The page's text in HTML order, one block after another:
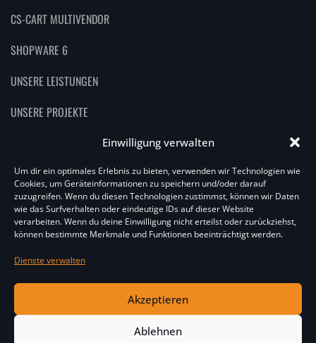
Einwilligung verwalten
Um dir ein optimales Erlebnis zu bieten, verwenden wir Technologien wie
Cookies, um Geräteinformationen zu speichern und/oder darauf
zuzugreifen. Wenn du diesen Technologien zustimmst, können wir Daten
wie das Surfverhalten oder eindeutige IDs auf dieser Website
verarbeiten. Wenn du deine Einwilligung nicht erteilst oder zurückziehst,
können bestimmte Merkmale und Funktionen beeinträchtigt werden.
Dienste verwalten
Akzeptieren
Ablehnen
CS-CART MULTIVENDOR
SHOPWARE 6
UNSERE LEISTUNGEN
UNSERE PROJEKTE
Copyright by
AGB DATENSCHUTZERKLÄRUNG